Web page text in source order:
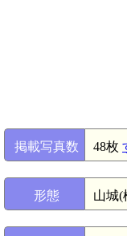
掲載写真数 48枚
形態 山城(